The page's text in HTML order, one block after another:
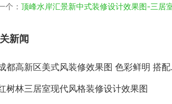
个： 顶峰水岸汇景新中式装修设计效果图-三居
新闻
都高新区美式风装修效果图 色彩鲜明 搭配很舒服
树林三居室现代风格装修设计效果图